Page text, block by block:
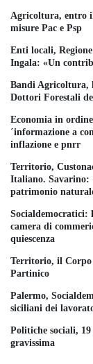
Agricoltura, entro
misure Pac e Psp
Enti locali,
Ingala: «Un
Bandi Agricoltura,
Dottori Forestali
Economia in
´informazione a
inflazione e pnrr
Territorio,
Italiano. Savarino:
patrimonio
Socialdemocratici:
camera di
quiescenza
Territorio, il Corpo
Partinico
Palermo,
siciliani dei
Politiche sociali,
gravissima